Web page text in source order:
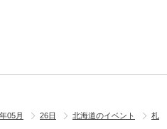
05月 26日 北海道のイベント
札